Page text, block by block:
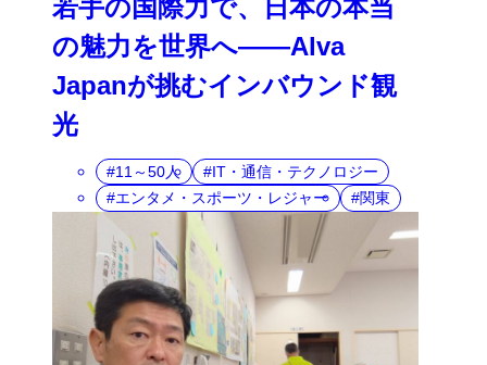
若手の国際力で、日本の本当
の魅力を世界へ――Alva
Japanが挑むインバウンド観
光
11～50人
IT・通信・テクノロジー
エンタメ・スポーツ・レジャー
関東